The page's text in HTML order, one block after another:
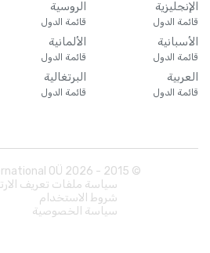
الإنجليزية
قائمة الدول
الروسية
قائمة الدول
الأسبانية
قائمة الدول
الألمانية
قائمة الدول
العربية
قائمة الدول
البرتغالية
قائمة الدول
© 2015 -
2026
سياسة ملفات تعريف
شروط الاستخدام
سياسة الخصوصية